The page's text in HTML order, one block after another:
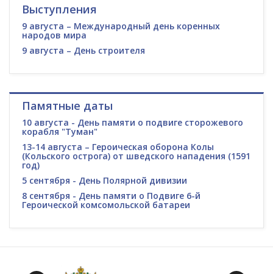
Выступления
9 августа – Международный день коренных
народов мира
9 августа – День строителя
Памятные даты
10 августа - День памяти о подвиге сторожевого
корабля "Туман"
13-14 августа – Героическая оборона Колы
(Кольского острога) от шведского нападения (1591
год)
5 сентября - День Полярной дивизии
8 сентября - День памяти о Подвиге 6-й
Героической комсомольской батареи